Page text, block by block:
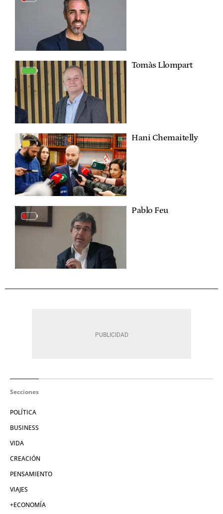
Tomàs Llompart
Hani Chemaitelly
Pablo Feu
Secciones
POLÍTICA
BUSINESS
VIDA
CREACIÓN
PENSAMIENTO
VIAJES
+ECONOMÍA